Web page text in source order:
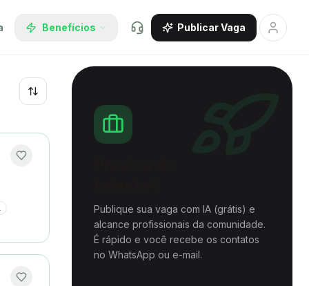
Benefícios Publicar Vaga
Recentes
Publique sua vaga com IA (grátis) e
alcance profissionais da comunidade.
É rápido e você recebe os contatos
no WhatsApp ou e-mail.